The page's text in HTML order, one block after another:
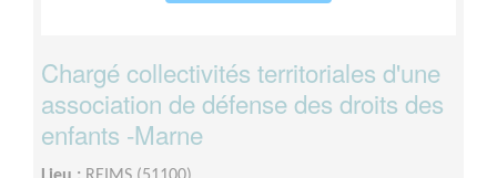
Chargé collectivités territoriales d'une
association de défense des droits des
enfants -Marne